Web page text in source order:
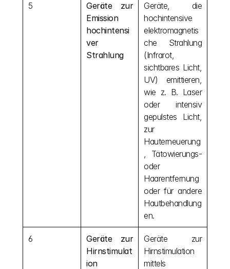
5
Geräte zur
Emission
hochintensi
ver
Strahlung
Geräte, die
hochintensive
elektromagnetis
che Strahlung
(Infrarot,
sichtbares Licht,
UV) emittieren,
wie z. B. Laser
oder intensiv
gepulstes Licht,
zur
Hauterneuerung
, Tätowierungs-
oder
Haarentfernung
oder für andere
Hautbehandlung
en.
6
Geräte zur
Hirnstimulat
ion
Geräte zur
Hirnstimulation
mittels